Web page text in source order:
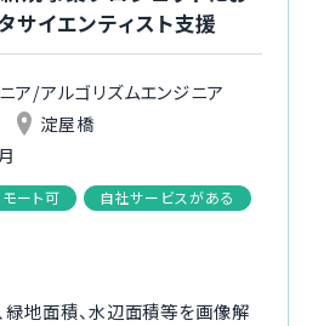
サイエンティスト支援
ア/アルゴリズムエンジニア
淀屋橋
モート可 自社サービスがある
緑地面積、水辺面積等を画像解